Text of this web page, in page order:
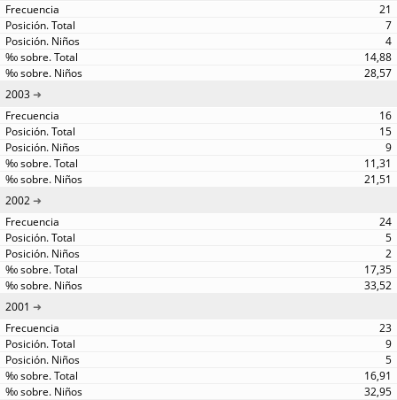
21
7
4
14,88
28,57
2003
16
15
9
11,31
21,51
2002
24
5
2
17,35
33,52
2001
23
9
5
16,91
32,95